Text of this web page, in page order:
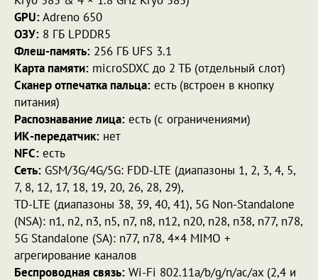
GPU:Adreno 650
ОЗУ: 8 ГБ LPDDR5
Флеш-память: 256 ГБ UFS 3.1
Карта памяти: microSDXC до 2 ТБ (отдельный слот)
Сканер отпечатка пальца: есть (встроен в кнопку
питания)
Распознавание лица: есть (с ограничениями)
ИК-передатчик: нет
NFC: есть
Сеть: GSM/3G/4G/5G: FDD-LTE (диапазоны 1, 2, 3, 4, 5,
7, 8, 12, 17, 18, 19, 20, 26, 28, 29),
TD-LTE (диапазоны 38, 39, 40, 41), 5G Non-Standalone
(NSA): n1, n2, n3, n5, n7, n8, n12, n20, n28, n38, n77, n78,
5G Standalone (SA): n77, n78, 4×4 MIMO +
агрегирование каналов
Беспроводная связь: Wi-Fi 802.11a/b/g/n/ac/ax (2,4 и